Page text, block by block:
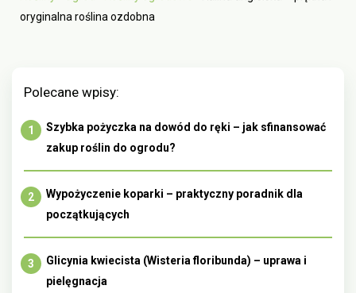
oryginalna roślina ozdobna
Polecane wpisy:
Szybka pożyczka na dowód do ręki – jak sfinansować
zakup roślin do ogrodu?
Wypożyczenie koparki – praktyczny poradnik dla
początkujących
Glicynia kwiecista (Wisteria floribunda) – uprawa i
pielęgnacja